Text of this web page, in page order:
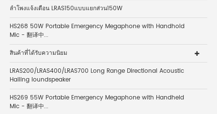
ลำโพงแจ้งเตือน LRAS150แบบแยกส่วน150W
HS268 50W Portable Emergency Megaphone with Handhold
Mic - 翻译中...
สินค้าที่ได้รับความนิยม
LRAS200/LRAS400/LRAS700 Long Range Directional Acoustic
Hailing loundspeaker
HS269 55W Portable Emergency Megaphone with Handheld
Mic - 翻译中...